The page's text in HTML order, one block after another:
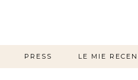
PRESS LE MIE